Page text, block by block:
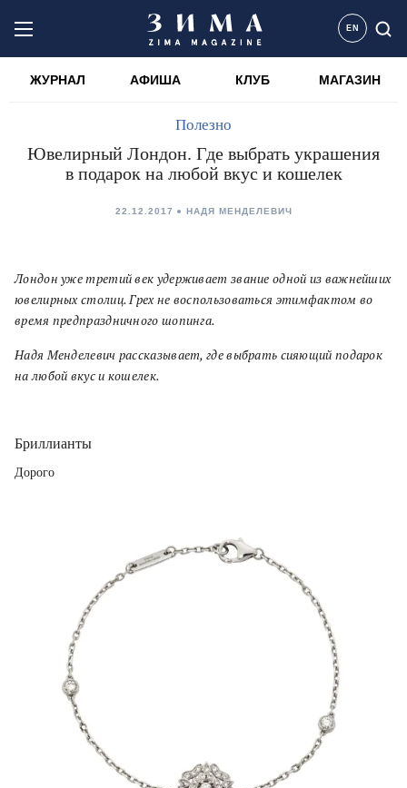
EN
ЖУРНАЛ АФИША КЛУБ МАГАЗИН
Полезно
Ювелирный Лондон. Где выбрать украшения
в подарок на любой вкус и кошелек
22.12.2017 НАДЯ МЕНДЕЛЕВИЧ
Лондон уже третий век удерживает звание одной из важнейших
ювелирных столиц. Грех не воспользоваться этимфактом во
время предпраздничного шопинга.
Надя Менделевич рассказывает, где выбрать сияющий подарок
на любой вкус и кошелек.
Бриллианты
Дорого